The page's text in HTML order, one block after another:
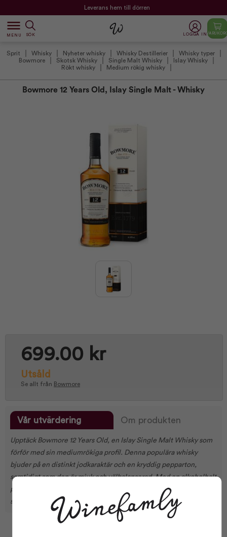
Leverans hem till dörren
dehaze
MENU SÖK LOGGA IN
Sprit Whisky Nyheter whisky Whisky Destillerier
Whisky typer
Bowmore
Skotsk Whisky Single Malt Whisky
Islay Whisky
Rökt whisky
Medium rökig whisky
Bowmore 12 Years Old, Islay Single Malt - Whisky
699.00 kr
Utsåld
Se allt från Bowmore
Vår utvärdering Om produkten
Upptäck Bowmore 12 Years Old, en Islay Single Malt Whisky som
förför med sin mediumrökiga profil. Denna populära whisky
bjuder på en distinkt jodkaraktär och en kryddig pepparton,
samtidigt som den är mjuk och välbalanserad. Med en alkoholhalt
på 40 procent erbjuder den en subtil rökighet som förhöjer
smakupplevelsen.